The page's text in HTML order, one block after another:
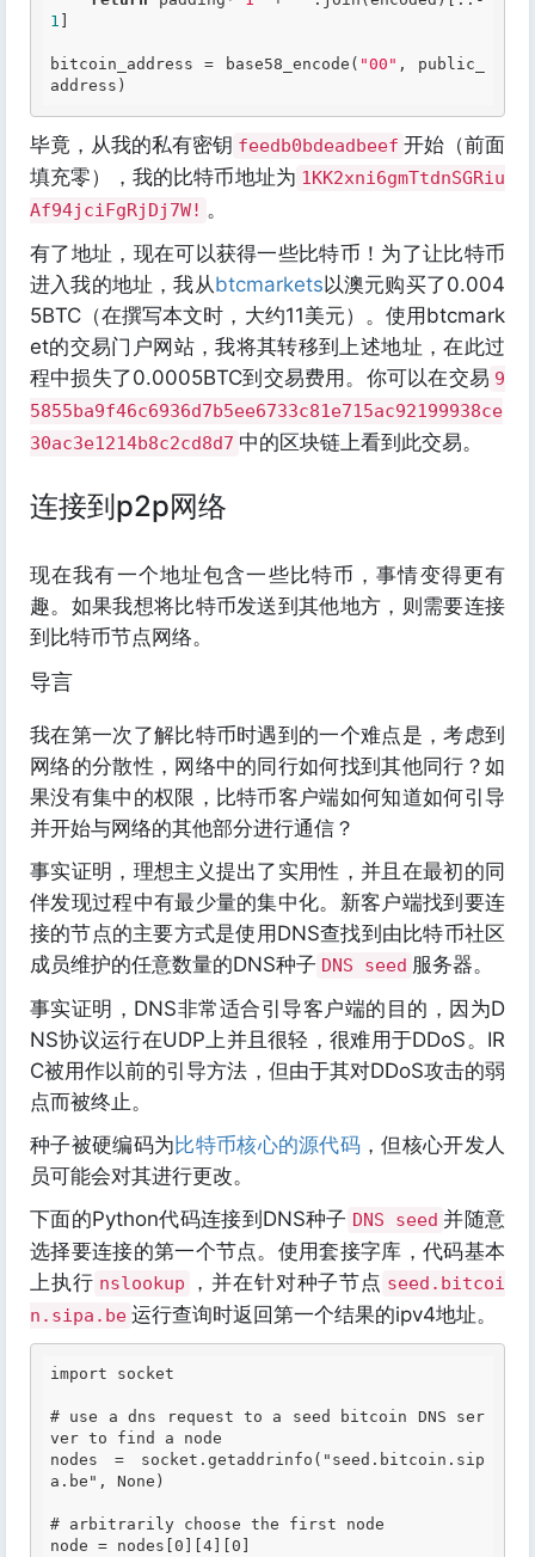
1
bitcoin_address = base58_encode( "00" , public_
毕竟，从我的私有密钥 feedb0bdeadbeef 开始（前面
填充零），我的比特币地址为 1KK2xni6gmTtdnSGRiu
Af94jciFgRjDj7W! 。
有了地址，现在可以获得一些比特币！为了让比特币
进入我的地址，我从btcmarkets以澳元购买了0.004
5BTC（在撰写本文时，大约11美元）。使用btcmark
et的交易门户网站，我将其转移到上述地址，在此过
程中损失了0.0005BTC到交易费用。你可以在交易 9
5855ba9f46c6936d7b5ee6733c81e715ac92199938ce
30ac3e1214b8c2cd8d7 中的区块链上看到此交易。
连接到p2p网络
现在我有一个地址包含一些比特币，事情变得更有
趣。如果我想将比特币发送到其他地方，则需要连接
到比特币节点网络。
导言
我在第一次了解比特币时遇到的一个难点是，考虑到
网络的分散性，网络中的同行如何找到其他同行？如
果没有集中的权限，比特币客户端如何知道如何引导
并开始与网络的其他部分进行通信？
事实证明，理想主义提出了实用性，并且在最初的同
伴发现过程中有最少量的集中化。新客户端找到要连
接的节点的主要方式是使用DNS查找到由比特币社区
成员维护的任意数量的DNS种子 DNS seed 服务器。
事实证明，DNS非常适合引导客户端的目的，因为D
NS协议运行在UDP上并且很轻，很难用于DDoS。IR
C被用作以前的引导方法，但由于其对DDoS攻击的弱
点而被终止。
种子被硬编码为比特币核心的源代码 ，但核心开发人
员可能会对其进行更改。
下面的Python代码连接到DNS种子 DNS seed 并随意
选择要连接的第一个节点。使用套接字库，代码基本
上执行 nslookup ，并在针对种子节点 seed.bitcoi
n.sipa.be 运行查询时返回第一个结果的ipv4地址。
import socket
# use a dns request to a seed bitcoin DNS ser
ver to find a node
nodes = socket.getaddrinfo("seed.bitcoin.sip
a.be", None)
# arbitrarily choose the first node
node = nodes[ 0 4 0